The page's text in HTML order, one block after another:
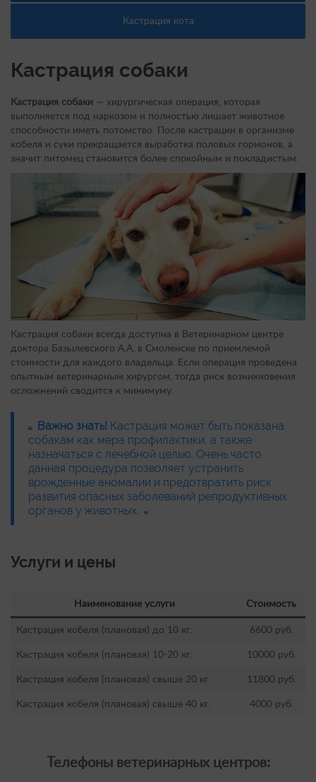
Кастрация кота
Кастрация собаки
Кастрация собаки — хирургическая операция, которая
выполняется под наркозом и полностью лишает животное
способности иметь потомство. После кастрации в организме
кобеля и суки прекращается выработка половых гормонов, а
значит питомец становится более спокойным и покладистым.
Кастрация собаки всегда доступна в Ветеринарном центре
доктора Базылевского А.А. в Смоленске по приемлемой
стоимости для каждого владельца. Если операция проведена
опытным ветеринарным хирургом, тогда риск возникновения
осложнений сводится к минимуму.
Важно знать! Кастрация может быть показана
собакам как мера профилактики, а также
назначаться с лечебной целью. Очень часто
данная процедура позволяет устранить
врожденные аномалии и предотвратить риск
развития опасных заболеваний репродуктивных
органов у животных.
Услуги и цены
Наименование услуги Стоимость
Кастрация кобеля (плановая) до 10 кг. 6600 руб.
Кастрация кобеля (плановая) 10-20 кг. 10000 руб.
Кастрация кобеля (плановая) свыше 20 кг 11800 руб.
Кастрация кобеля (плановая) свыше 40 кг. 4000 руб.
Телефоны ветеринарных центров: